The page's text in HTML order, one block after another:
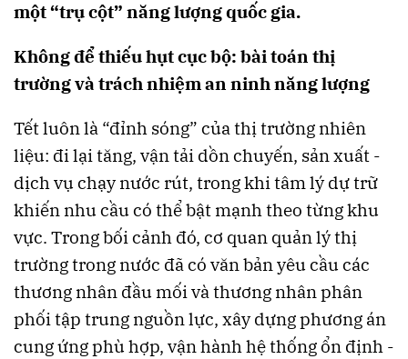
một “trụ cột” năng lượng quốc gia.
Không để thiếu hụt cục bộ: bài toán thị
trường và trách nhiệm an ninh năng lượng
Tết luôn là “đỉnh sóng” của thị trường nhiên
liệu: đi lại tăng, vận tải dồn chuyến, sản xuất -
dịch vụ chạy nước rút, trong khi tâm lý dự trữ
khiến nhu cầu có thể bật mạnh theo từng khu
vực. Trong bối cảnh đó, cơ quan quản lý thị
trường trong nước đã có văn bản yêu cầu các
thương nhân đầu mối và thương nhân phân
phối tập trung nguồn lực, xây dựng phương án
cung ứng phù hợp, vận hành hệ thống ổn định -